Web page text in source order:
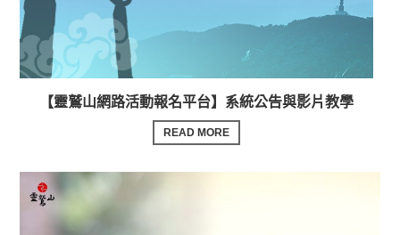
【靈鷲山網路活動報名平台】系統公告與影片教學
READ MORE